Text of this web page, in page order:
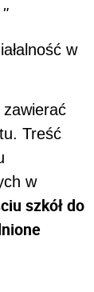
w
Treść
w
szkół do